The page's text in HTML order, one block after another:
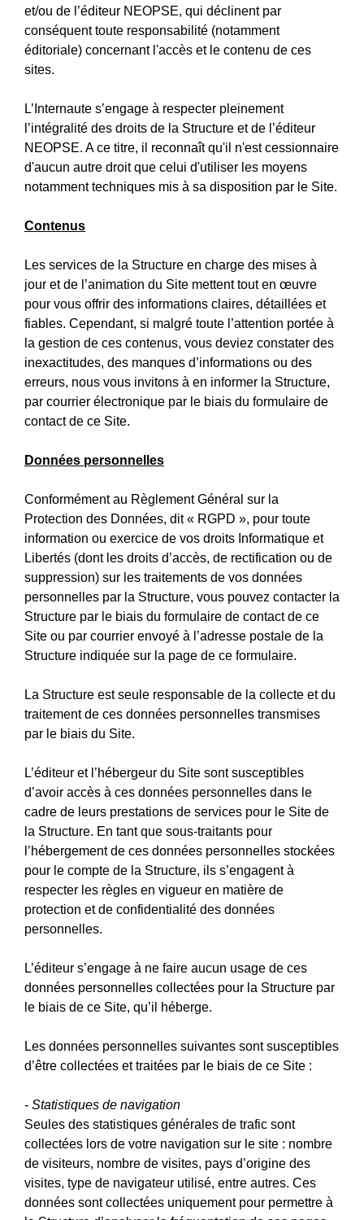
et/ou de l’éditeur NEOPSE, qui déclinent par
conséquent toute responsabilité (notamment
éditoriale) concernant l'accès et le contenu de ces
sites.
L’Internaute s’engage à respecter pleinement
l’intégralité des droits de la Structure et de l’éditeur
NEOPSE. A ce titre, il reconnaît qu'il n'est cessionnaire
d'aucun autre droit que celui d'utiliser les moyens
notamment techniques mis à sa disposition par le Site.
Contenus
Les services de la Structure en charge des mises à
jour et de l’animation du Site mettent tout en œuvre
pour vous offrir des informations claires, détaillées et
fiables. Cependant, si malgré toute l’attention portée à
la gestion de ces contenus, vous deviez constater des
inexactitudes, des manques d’informations ou des
erreurs, nous vous invitons à en informer la Structure,
par courrier électronique par le biais du formulaire de
contact de ce Site.
Données personnelles
Conformément au Règlement Général sur la
Protection des Données, dit « RGPD », pour toute
information ou exercice de vos droits Informatique et
Libertés (dont les droits d’accès, de rectification ou de
suppression) sur les traitements de vos données
personnelles par la Structure, vous pouvez contacter la
Structure par le biais du formulaire de contact de ce
Site ou par courrier envoyé à l’adresse postale de la
Structure indiquée sur la page de ce formulaire.
La Structure est seule responsable de la collecte et du
traitement de ces données personnelles transmises
par le biais du Site.
L’éditeur et l’hébergeur du Site sont susceptibles
d’avoir accès à ces données personnelles dans le
cadre de leurs prestations de services pour le Site de
la Structure. En tant que sous-traitants pour
l’hébergement de ces données personnelles stockées
pour le compte de la Structure, ils s’engagent à
respecter les règles en vigueur en matière de
protection et de confidentialité des données
personnelles.
L’éditeur s’engage à ne faire aucun usage de ces
données personnelles collectées pour la Structure par
le biais de ce Site, qu’il héberge.
Les données personnelles suivantes sont susceptibles
d’être collectées et traitées par le biais de ce Site :
- Statistiques de navigation
Seules des statistiques générales de trafic sont
collectées lors de votre navigation sur le site : nombre
de visiteurs, nombre de visites, pays d’origine des
visites, type de navigateur utilisé, entre autres. Ces
données sont collectées uniquement pour permettre à